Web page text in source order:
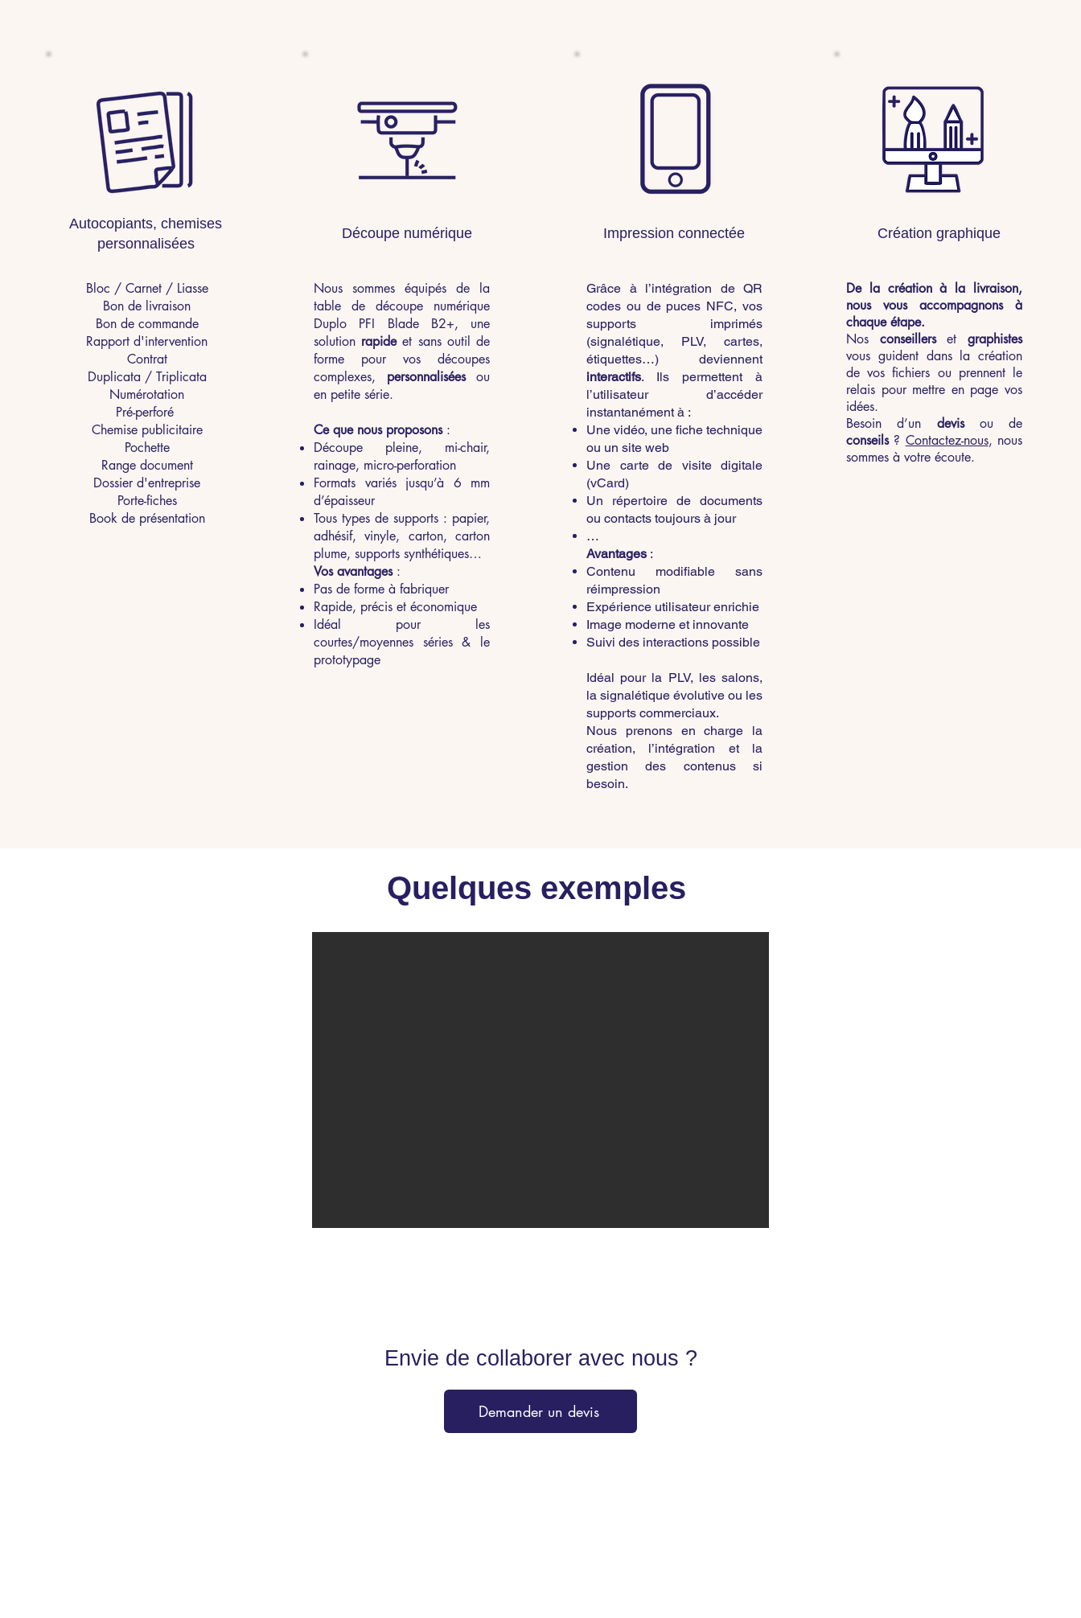
Bloc / Carnet / Liasse
Bon de livraison
Bon de commande
Rapport d'intervention
Contrat
Duplicata / Triplicata
Numérotation
Pré-perforé
Chemise publicitaire
Pochette
Range document
Dossier d'entreprise
Porte-fiches
Book de présentation
Autocopiants, chemises
personnalisées
Nous sommes équipés de la
table de découpe numérique
Duplo PFI Blade B2+, une
solution rapideet sans outil de
forme pour vos découpes
complexes, personnalisées ou
en petite série.
Ce que nous proposons:
Découpe pleine, mi-chair,
rainage, micro-perforation
Formats variés jusqu’à 6 mm
d’épaisseur
Tous types de supports : papier,
adhésif, vinyle, carton, carton
plume, supports synthétiques…
Vos avantages:
Pas de forme à fabriquer
Rapide, précis et économique
Idéal pour les
courtes/moyennes séries & le
prototypage
Découpe numérique
Grâce à l’intégration de QR
codes ou de puces NFC, vos
supports imprimés
(signalétique, PLV, cartes,
étiquettes…) deviennent
interactifs. Ils permettent à
l’utilisateur d’accéder
instantanément à :
Une vidéo, une fiche technique
ou un site web
Une carte de visite digitale
(vCard)
Un répertoire de documents
ou contacts toujours à jour
…
Avantages :
Contenu modifiable sans
réimpression
Expérience utilisateur enrichie
Image moderne et innovante
Suivi des interactions possible
Idéal pour la PLV, les salons,
la signalétique évolutive ou les
supports commerciaux.
Nous prenons en charge la
création, l’intégration et la
gestion des contenus si
besoin.
Impression connectée
De la création à la livraison,
nous vous accompagnons à
chaque étape.
Nos conseillersetgraphistes
vous guident dans la création
de vos fichiers ou prennent le
relais pour mettre en page vos
idées.
Besoin d’un devis ou de
conseils ? Contactez-nous, nous
sommes à votre écoute.
Création graphique
Quelques exemples
Envie de collaborer avec nous ?
Demander un devis